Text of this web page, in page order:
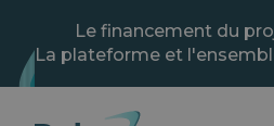
main
content
Le financement du
La plateforme et